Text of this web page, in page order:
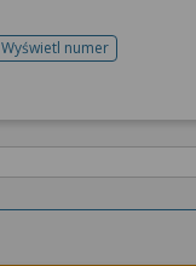
Wyświetl numertelefonu do rejestracji